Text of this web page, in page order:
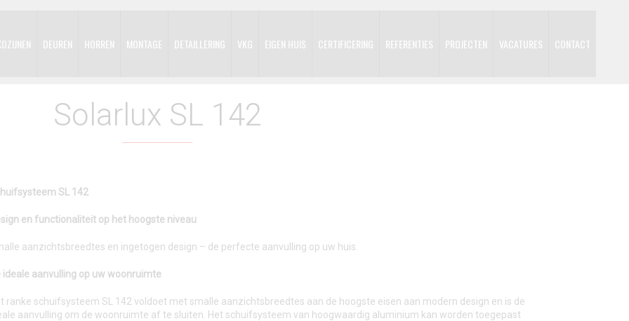
DEUREN HORREN MONTAGE DETAILLERING VKG EIGEN HUIS CERTIFICERING REFERENTIES PROJECTEN VACATURES CONTACT
Solarlux SL 142
SL 142
en functionaliteit op het hoogste niveau
aanzichtsbreedtes en ingetogen design – de perfecte aanvulling op uw huis.
ideale aanvulling op uw woonruimte
ranke schuifsysteem SL 142 voldoet met smalle aanzichtsbreedtes aan de hoogste eisen aan modern design en is de
aanvulling om de woonruimte af te sluiten. Het schuifsysteem van hoogwaardig aluminium kan worden toegepast